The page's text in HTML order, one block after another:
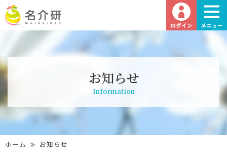
お知らせ
Information
ホーム お知らせ